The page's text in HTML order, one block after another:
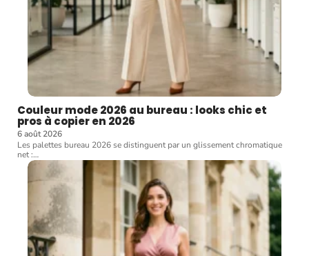
Couleur mode 2026 au bureau : looks chic et
pros à copier en 2026
6 août 2026
Les palettes bureau 2026 se distinguent par un glissement chromatique
net :…